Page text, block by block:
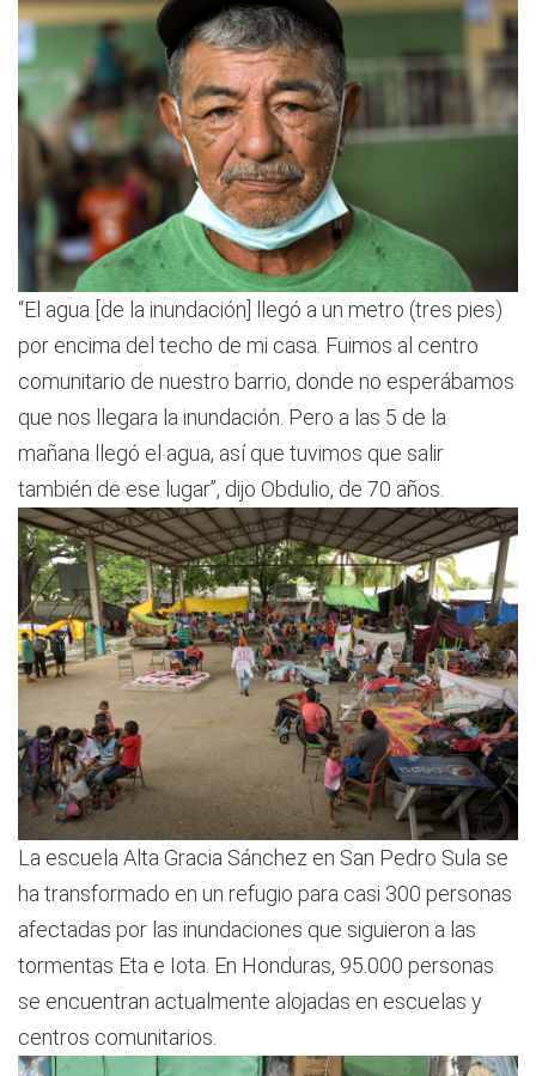
“El agua [de la inundación] llegó a un metro (tres pies)
por encima del techo de mi casa. Fuimos al centro
comunitario de nuestro barrio, donde no esperábamos
que nos llegara la inundación. Pero a las 5 de la
mañana llegó el agua, así que tuvimos que salir
también de ese lugar”, dijo Obdulio, de 70 años.
La escuela Alta Gracia Sánchez en San Pedro Sula se
ha transformado en un refugio para casi 300 personas
afectadas por las inundaciones que siguieron a las
tormentas Eta e Iota. En Honduras, 95.000 personas
se encuentran actualmente alojadas en escuelas y
centros comunitarios.